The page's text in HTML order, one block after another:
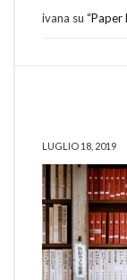
ivana su “Paper
LUGLIO 18, 2019